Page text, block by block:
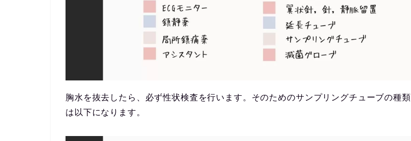
胸水を抜去したら、必ず性状検査を行います。そのためのサンプリングチューブの種類
は以下になります。